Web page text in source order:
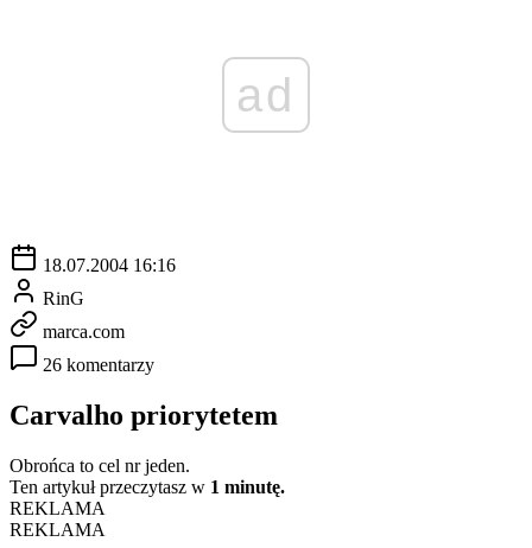
ad
18.07.2004 16:16
RinG
marca.com
26 komentarzy
Carvalho priorytetem
Obrońca to cel nr jeden.
Ten artykuł przeczytasz w 1 minutę.
REKLAMA
REKLAMA